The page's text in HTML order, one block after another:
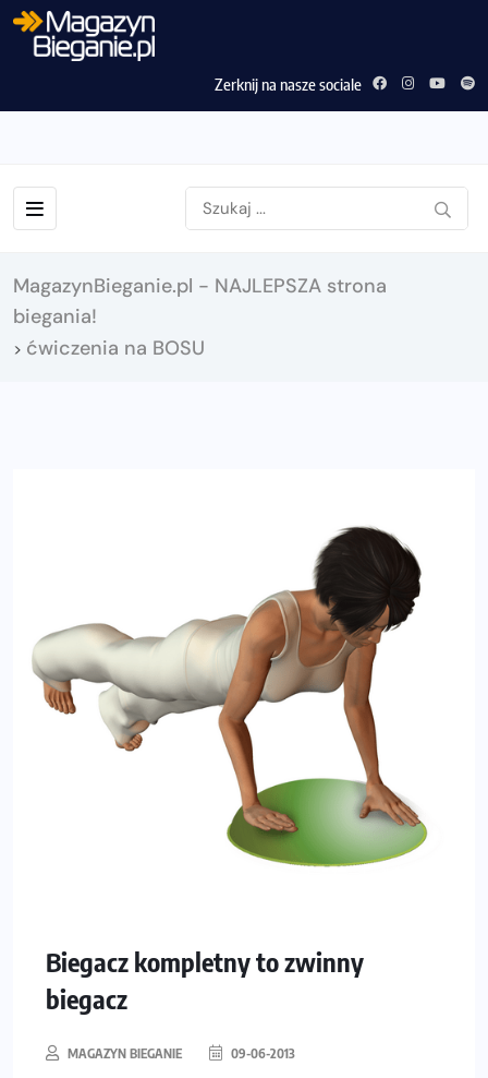
Zerknij na nasze sociale
MagazynBieganie.pl - NAJLEPSZA strona
biegania!
> ćwiczenia na BOSU
Biegacz kompletny to zwinny
biegacz
MAGAZYN BIEGANIE 09-06-2013